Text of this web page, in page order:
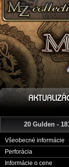
20 Gulden -
Všeobecné informácie
Perforácia
Informácie o cene